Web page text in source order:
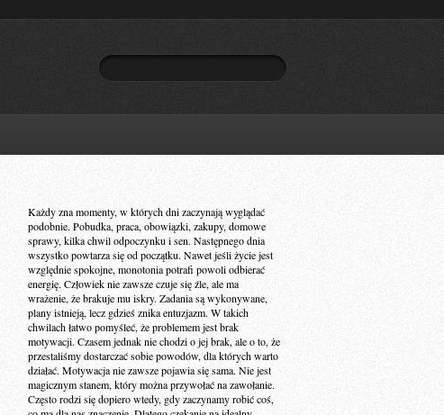
Każdy zna momenty, w których dni zaczynają wyglądać
podobnie. Pobudka, praca, obowiązki, zakupy, domowe
sprawy, kilka chwil odpoczynku i sen. Następnego dnia
wszystko powtarza się od początku. Nawet jeśli życie jest
względnie spokojne, monotonia potrafi powoli odbierać
energię. Człowiek nie zawsze czuje się źle, ale ma
wrażenie, że brakuje mu iskry. Zadania są wykonywane,
plany istnieją, lecz gdzieś znika entuzjazm. W takich
chwilach łatwo pomyśleć, że problemem jest brak
motywacji. Czasem jednak nie chodzi o jej brak, ale o to, że
przestaliśmy dostarczać sobie powodów, dla których warto
działać. Motywacja nie zawsze pojawia się sama. Nie jest
magicznym stanem, który można przywołać na zawołanie.
Często rodzi się dopiero wtedy, gdy zaczynamy robić coś,